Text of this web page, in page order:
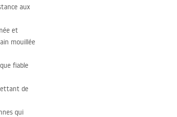
aux
et
mouillée
fiable
de
qui